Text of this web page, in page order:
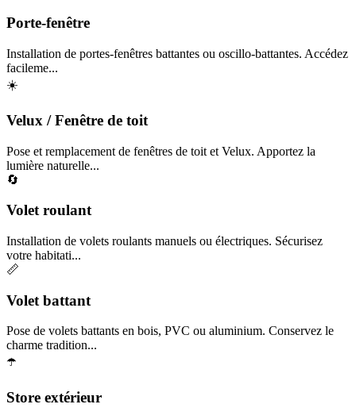
Porte-fenêtre
Installation de portes-fenêtres battantes ou oscillo-battantes. Accédez
facileme...
☀️
Velux / Fenêtre de toit
Pose et remplacement de fenêtres de toit et Velux. Apportez la
lumière naturelle...
🔄
Volet roulant
Installation de volets roulants manuels ou électriques. Sécurisez
votre habitati...
📏
Volet battant
Pose de volets battants en bois, PVC ou aluminium. Conservez le
charme tradition...
☂️
Store extérieur